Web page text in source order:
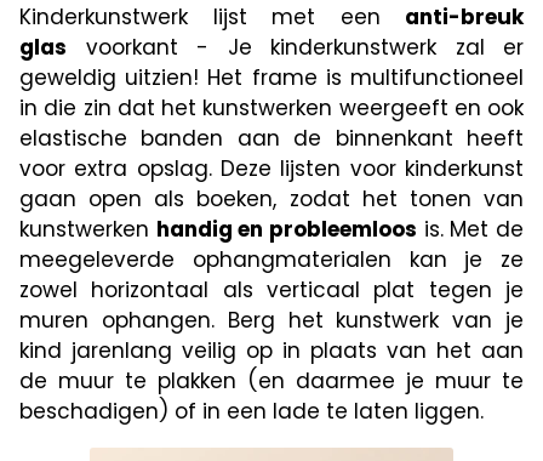
Kinderkunstwerk lijst met een anti-breuk
glas voorkant - Je kinderkunstwerk zal er
geweldig uitzien! Het frame is multifunctioneel
in die zin dat het kunstwerken weergeeft en ook
elastische banden aan de binnenkant heeft
voor extra opslag. Deze lijsten voor kinderkunst
gaan open als boeken, zodat het tonen van
kunstwerken handig en probleemloos is. Met de
meegeleverde ophangmaterialen kan je ze
zowel horizontaal als verticaal plat tegen je
muren ophangen. Berg het kunstwerk van je
kind jarenlang veilig op in plaats van het aan
de muur te plakken (en daarmee je muur te
beschadigen) of in een lade te laten liggen.